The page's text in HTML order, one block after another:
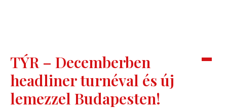
TÝR – Decemberben
headliner turnéval és új
lemezzel Budapesten!